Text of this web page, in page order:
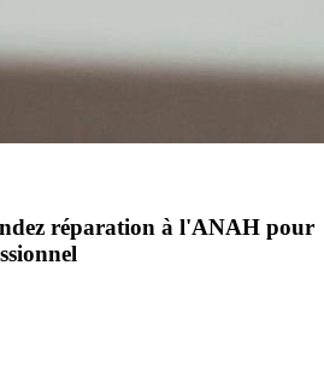
réparation à l'ANAH pour